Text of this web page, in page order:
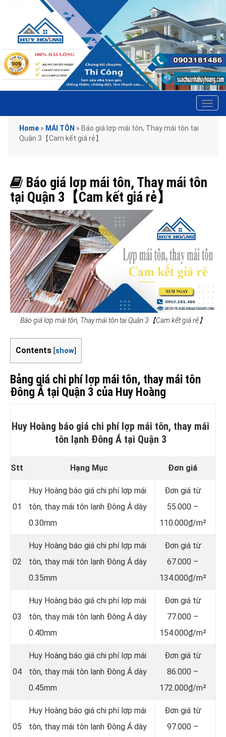
Home » MÁI TÔN » Báo giá lợp mái tôn, Thay mái tôn tại
Quận 3【Cam kết giá rẻ】
Báo giá lợp mái tôn, Thay mái tôn
tại Quận 3【Cam kết giá rẻ】
Báo giá lợp mái tôn, Thay mái tôn tại Quận 3【Cam kết giá rẻ】
Contents [show]
Bảng giá chi phí lợp mái tôn, thay mái tôn
Đông Á tại Quận 3 của Huy Hoàng
Huy Hoàng báo giá chi phí lợp mái tôn, thay mái
tôn lạnh Đông Á tại Quận 3
Stt Hạng Mục Đơn giá
01
Huy Hoàng báo giá chi phí lợp mái
tôn, thay mái tôn lạnh Đông Á dày
0.30mm
Đơn giá từ
55.000 –
110.000₫/m²
02
Huy Hoàng báo giá chi phí lợp mái
tôn, thay mái tôn lạnh Đông Á dày
0.35mm
Đơn giá từ
67.000 –
134.000₫/m²
03
Huy Hoàng báo giá chi phí lợp mái
tôn, thay mái tôn lạnh Đông Á dày
0.40mm
Đơn giá từ
77.000 –
154.000₫/m²
04
Huy Hoàng báo giá chi phí lợp mái
tôn, thay mái tôn lạnh Đông Á dày
0.45mm
Đơn giá từ
86.000 –
172.000₫/m²
05
Huy Hoàng báo giá chi phí lợp mái
tôn, thay mái tôn lạnh Đông Á dày
Đơn giá từ
97.000 –